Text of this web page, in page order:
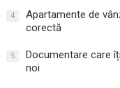
4
Apartamente de
corectă
5
Documentare care
noi